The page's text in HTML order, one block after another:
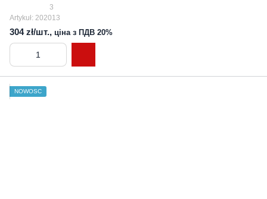
3
Artykuł: 202013
304 zł/шт., ціна з ПДВ 20%
NOWOŚĆ